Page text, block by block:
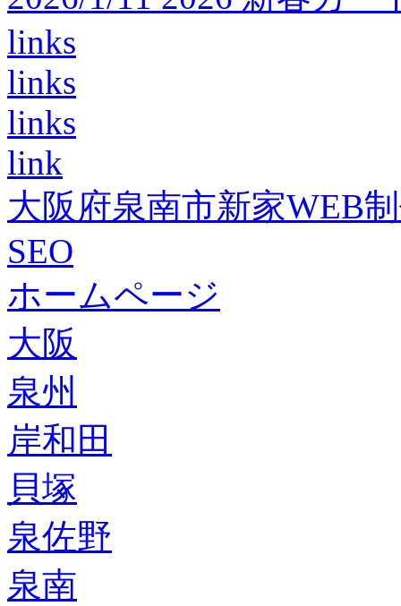
links
links
links
link
大阪府泉南市新家WEB
SEO
ホームページ
大阪
泉州
岸和田
貝塚
泉佐野
泉南